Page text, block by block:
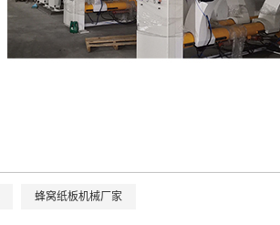
蜂窝纸板机械厂家